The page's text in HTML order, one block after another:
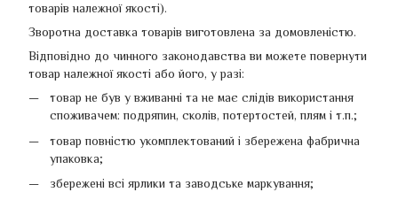
товарів належної якості).
Зворотна доставка товарів виготовлена ​​за домовленістю.
Відповідно до чинного законодавства ви можете повернути
товар належної якості або його, у разі:
товар не був у вживанні та не має слідів використання
споживачем: подряпин, сколів, потертостей, плям і т.п.;
товар повністю укомплектований і збережена фабрична
упаковка;
збережені всі ярлики та заводське маркування;